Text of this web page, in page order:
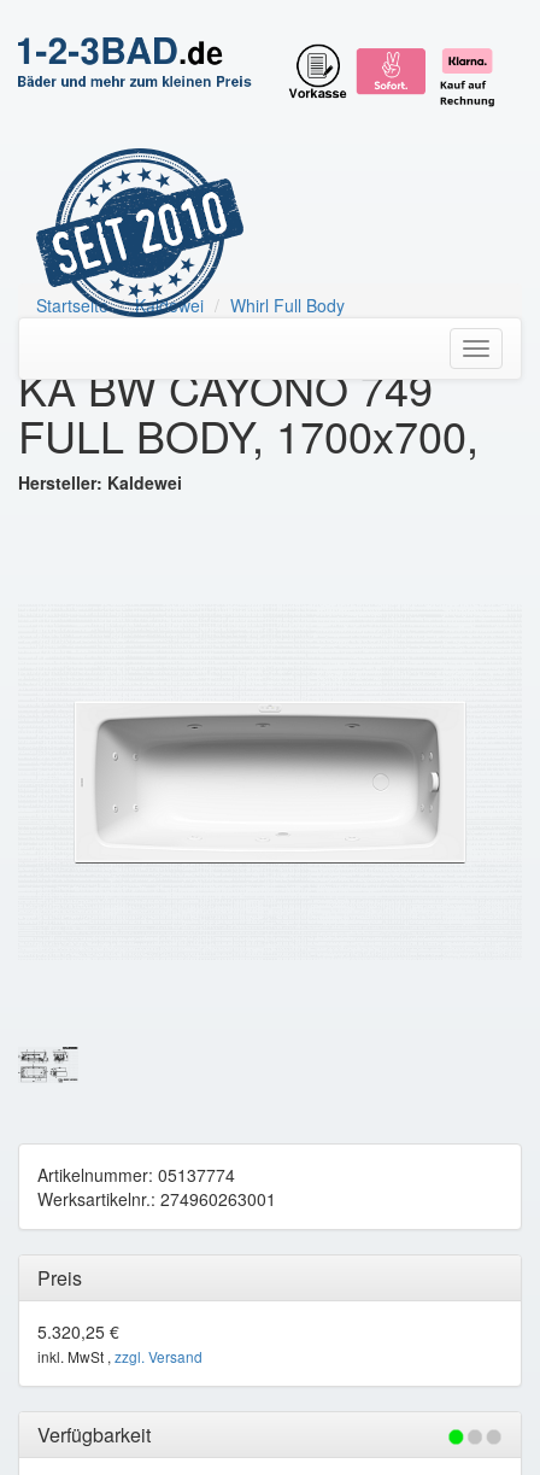
Toggle
Startseite Kaldewei
Whirl Full Body
KA BW CAYONO 749
FULL BODY, 1700x700,
Hersteller: Kaldewei
Artikelnummer: 05137774
Werksartikelnr.: 274960263001
Preis
5.320,25 €
inkl. MwSt , zzgl. Versand
Verfügbarkeit